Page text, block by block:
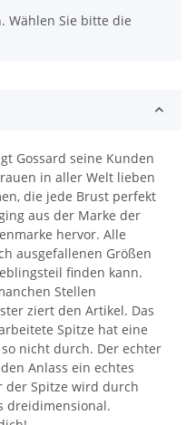
Wählen Sie bitte die
Gossard seine Kunden
in aller Welt lieben
die jede Brust perfekt
aus der Marke der
hervor. Alle
ausgefallenen Größen
finden kann.
Stellen
ziert den Artikel. Das
Spitze hat eine
nicht durch. Der echter
Anlass ein echtes
der Spitze wird durch
dreidimensional.